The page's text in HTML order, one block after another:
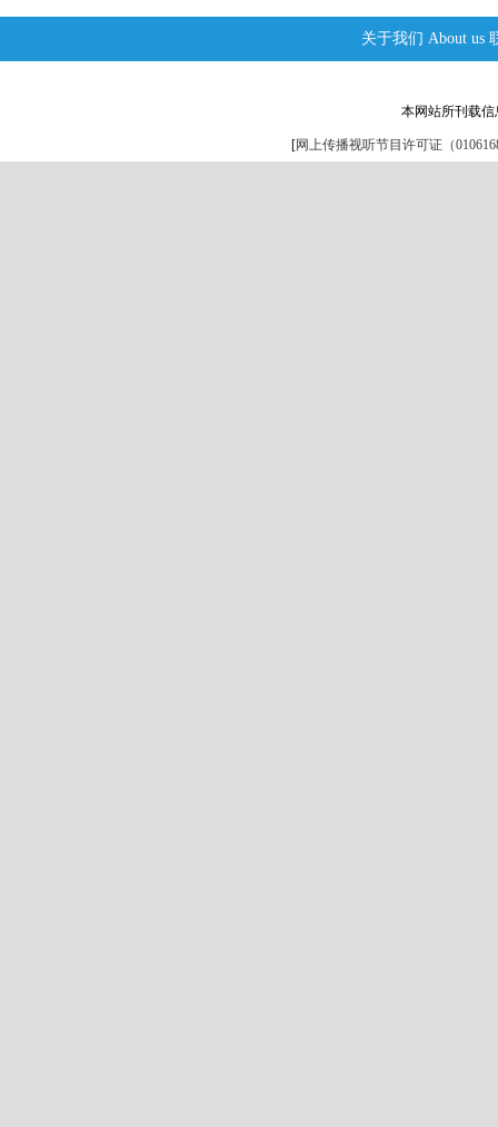
关于我们 About us
本网站所刊载
[网上传播视听节目许可证（